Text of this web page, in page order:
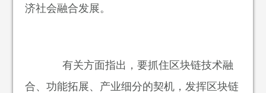
济社会融合发展。
有关方面指出，要抓住区块链技术融
合、功能拓展、产业细分的契机，发挥区块链